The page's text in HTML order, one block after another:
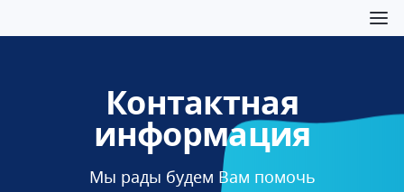
Контактная
информация
Мы рады будем Вам помочь